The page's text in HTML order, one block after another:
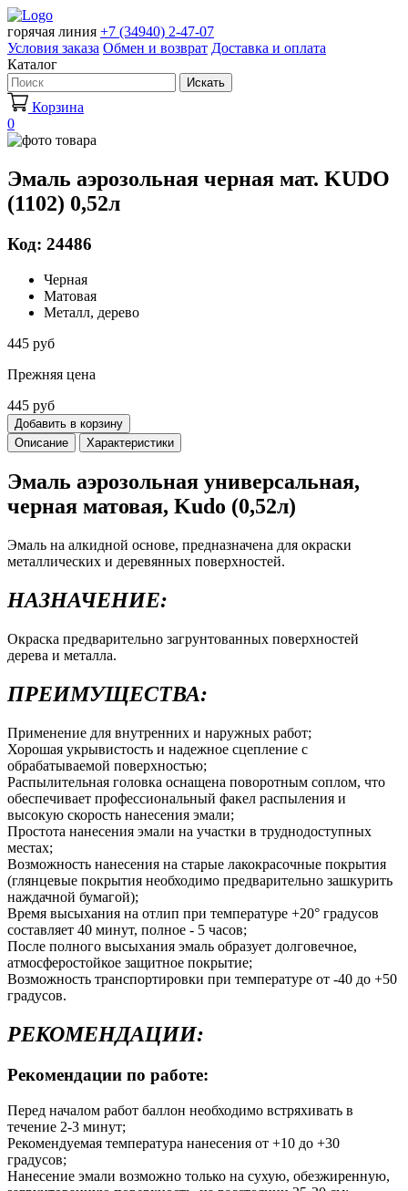
горячая линия +7 (34940) 2-47-07
Условия заказа Обмен и возврат Доставка и оплата
Каталог
Искать
Корзина
0
Эмаль аэрозольная черная мат. KUDO
(1102) 0,52л
Код: 24486
Черная
Матовая
Металл, дерево
445 руб
Прежняя цена
445 руб
Добавить в корзину
Описание
Характеристики
Эмаль аэрозольная универсальная,
черная матовая, Kudo (0,52л)
Эмаль на алкидной основе, предназначена для окраски
металлических и деревянных поверхностей.
НАЗНАЧЕНИЕ:
Окраска предварительно загрунтованных поверхностей
дерева и металла.
ПРЕИМУЩЕСТВА:
Применение для внутренних и наружных работ;
Хорошая укрывистость и надежное сцепление с
обрабатываемой поверхностью;
Распылительная головка оснащена поворотным соплом, что
обеспечивает профессиональный факел распыления и
высокую скорость нанесения эмали;
Простота нанесения эмали на участки в труднодоступных
местах;
Возможность нанесения на старые лакокрасочные покрытия
(глянцевые покрытия необходимо предварительно зашкурить
наждачной бумагой);
Время высыхания на отлип при температуре +20° градусов
составляет 40 минут, полное - 5 часов;
После полного высыхания эмаль образует долговечное,
атмосферостойкое защитное покрытие;
Возможность транспортировки при температуре от -40 до +50
градусов.
РЕКОМЕНДАЦИИ:
Рекомендации по работе:
Перед началом работ баллон необходимо встряхивать в
течение 2-3 минут;
Рекомендуемая температура нанесения от +10 до +30
градусов;
Нанесение эмали возможно только на сухую, обезжиренную,